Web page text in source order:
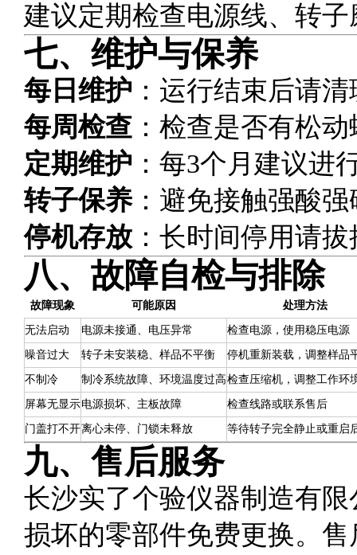
建议定期检查电源线、转
七、维护与保养
每日维护 ：运行结束后请
每周检查 ：检查是否有松
定期维护 ：每3个月建议进
转子保养：避免接触强酸
停机存放 ：长时间停用请
八、故障自检与排除
故障现象 可能原因 处理方法
无法启动 电源未接通、电压异常 检查电源，使用稳压电源
噪音过大 转子未安装稳、样品不平衡 停机重新装载，调整样品
不制冷 制冷系统故障、环境温度过高检查压缩机，调整工作环
屏幕无显示电源损坏、主板故障 检查线路或联系售后
门盖打不开离心未停、门锁未释放 等待转子完全静止或重启
九、售后服务
长沙实了个验仪器制造有
损坏的零部件免费更换。